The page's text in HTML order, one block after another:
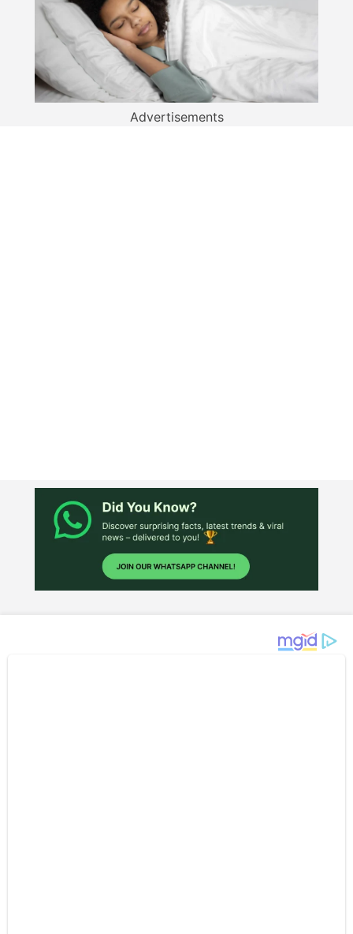
Advertisements